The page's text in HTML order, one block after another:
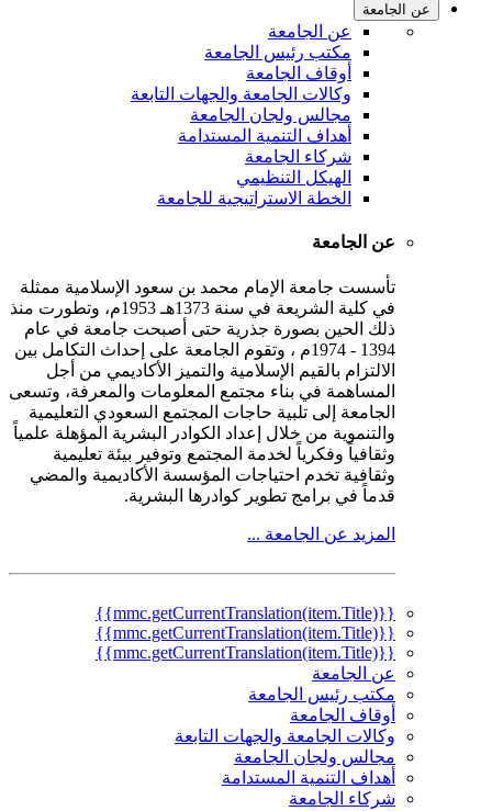
عن الجامعة
عن الجامعة
مكتب رئيس الجامعة
أوقاف الجامعة
وكالات الجامعة والجهات التابعة
مجالس ولجان الجامعة
أهداف التنمية المستدامة
شركاء الجامعة
الهيكل التنظيمي
الخطة الاستراتيجية للجامعة
عن الجامعة
تأسست جامعة الإمام محمد بن سعود الإسلامية ممثلة
في كلية الشريعة في سنة 1373هـ 1953م، وتطورت منذ
ذلك الحين بصورة جذرية حتى أصبحت جامعة في عام
1394 - 1974م ، وتقوم الجامعة على إحداث التكامل بين
الالتزام بالقيم الإسلامية والتميز الأكاديمي من أجل
المساهمة في بناء مجتمع المعلومات والمعرفة، وتسعى
الجامعة إلى تلبية حاجات المجتمع السعودي التعليمية
والتنموية من خلال إعداد الكوادر البشرية المؤهلة علمياً
وثقافياً وفكرياً لخدمة المجتمع وتوفير بيئة تعليمية
وثقافية تخدم احتياجات المؤسسة الأكاديمية والمضي
قدماً في برامج تطوير كوادرها البشرية.
المزيد عن الجامعة ...
{{mmc.getCurrentTranslation(item.Title)}}
{{mmc.getCurrentTranslation(item.Title)}}
{{mmc.getCurrentTranslation(item.Title)}}
عن الجامعة
مكتب رئيس الجامعة
أوقاف الجامعة
وكالات الجامعة والجهات التابعة
مجالس ولجان الجامعة
أهداف التنمية المستدامة
شركاء الجامعة